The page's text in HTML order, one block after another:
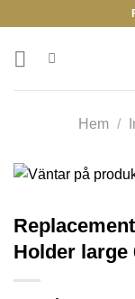
content
Hem /
Holder large